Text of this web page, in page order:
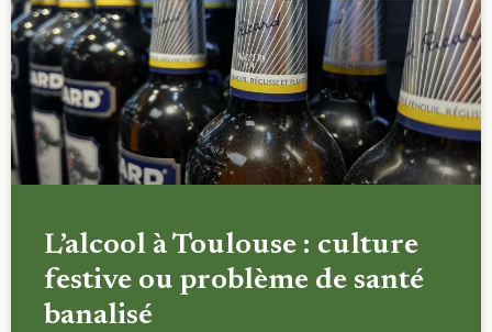
L’alcool à Toulouse : culture
festive ou problème de santé
banalisé